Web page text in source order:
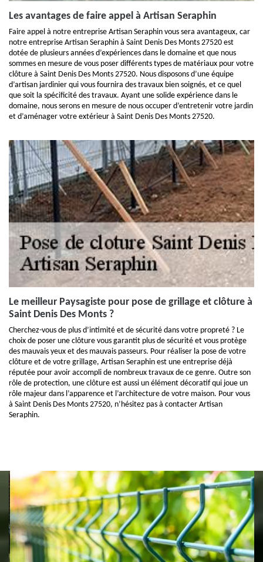
Les avantages de faire appel à Artisan Seraphin
Faire appel à notre entreprise Artisan Seraphin vous sera avantageux, car
notre entreprise Artisan Seraphin à Saint Denis Des Monts 27520 est
dotée de plusieurs années d’expériences dans le domaine et que nous
sommes en mesure de vous poser différents types de matériaux pour votre
clôture à Saint Denis Des Monts 27520. Nous disposons d’une équipe
d’artisan jardinier qui vous fournira des travaux bien soignés, et ce quel
que soit la spécificité des travaux. Ayant une solide expérience dans le
domaine, nous serons en mesure de nous occuper d’entretenir votre jardin
et d’aménager votre extérieur à Saint Denis Des Monts 27520.
Le meilleur Paysagiste pour pose de grillage et clôture à
Saint Denis Des Monts ?
Cherchez-vous de plus d’intimité et de sécurité dans votre propreté ? Le
choix de poser une clôture vous garantit plus de sécurité et vous protège
des mauvais yeux et des mauvais passeurs. Pour réaliser la pose de votre
clôture et de votre grillage, Artisan Seraphin est une entreprise déjà
réputée pour avoir accompli de nombreux travaux de ce genre. Outre son
rôle de protection, une clôture est aussi un élément décoratif qui joue un
rôle majeur dans l’apparence et l’architecture de votre maison. Pour vous
à Saint Denis Des Monts 27520, n’hésitez pas à contacter Artisan
Seraphin.